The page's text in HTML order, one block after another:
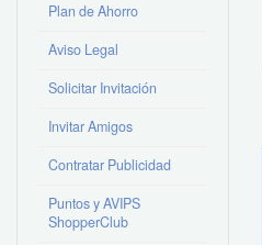
Plan de Ahorro
Aviso Legal
Solicitar Invitación
Invitar Amigos
Contratar Publicidad
Puntos y AVIPS
ShopperClub